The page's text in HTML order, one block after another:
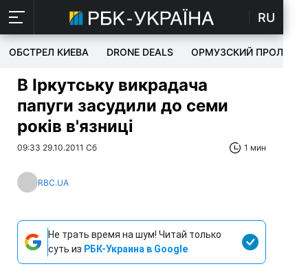
RU
ОБСТРЕЛ КИЕВА DRONE DEALS ОРМУЗСКИЙ ПРОЛИВ
В Іркутську викрадача
папуги засудили до семи
років в'язниці
09:33 29.10.2011 Сб 1 мин
RBC.UA
Не трать время на шум! Читай только
суть из РБК-Украина в Google